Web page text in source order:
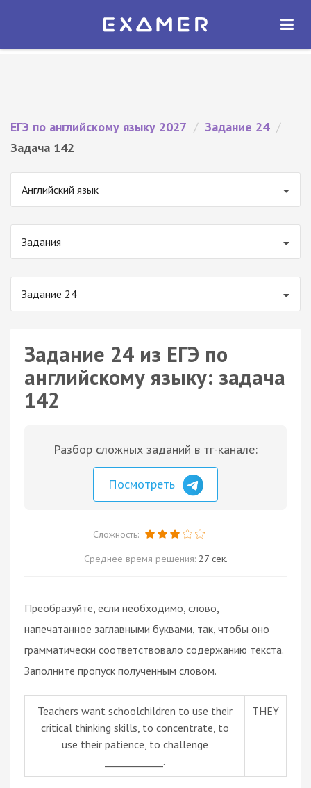
Экзамер — ЕГЭ 2027
ОТКРЫТЬ
ЕГЭ по английскому языку 2027 / Задание 24 /
Задача 142
Английский язык
Задания
Задание 24
Задание 24 из ЕГЭ по
английскому языку: задача
142
Разбор сложных заданий в тг-канале:
Посмотреть
Сложность:
Среднее время решения: 27 сек.
Преобразуйте, если необходимо, слово,
напечатанное заглавными буквами, так, чтобы оно
грамматически соответствовало содержанию текста.
Заполните пропуск полученным словом.
Teachers want schoolchildren to use their
critical thinking skills, to concentrate, to
use their patience, to challenge
____________.
THEY